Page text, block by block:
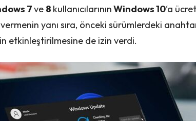
7ve 8 kullanıcılarınınWindows 10‘a
yanı sıra, önceki sürümlerdeki
etkinleştirilmesine de izin verdi.